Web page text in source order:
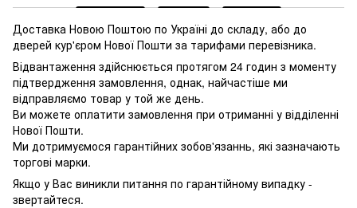
Доставка Новою Поштою по Україні до складу, або до
дверей кур'єром Нової Пошти за тарифами перевізника.
Відвантаження здійснюється протягом 24 годин з моменту
підтвердження замовлення, однак, найчастіше ми
відправляємо товар у той же день.
Ви можете оплатити замовлення при отриманні у відділенні
Нової Пошти.
Ми дотримуємося гарантійних зобов'язаннь, які зазначають
торгові марки.
Якщо у Вас виникли питання по гарантійному випадку -
звертайтеся.